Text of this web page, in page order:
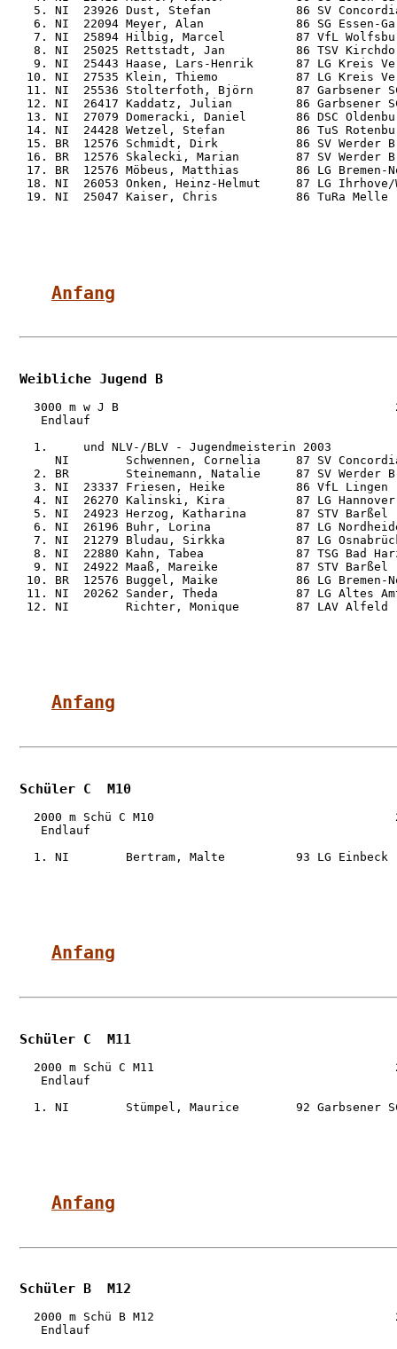
5. NI  23926 Dust, Stefan            86 SV
6. NI  22094 Meyer, Alan             86 SG Essen-
7. NI  25894 Hilbig, Marcel          87 VfL
8. NI  25025 Rettstadt, Jan          86 TSV
9. NI  25443 Haase, Lars-Henrik      87 LG Kreis
10. NI  27535 Klein, Thiemo           87 LG Kreis
11. NI  25536 Stolterfoth, Björn      87 Garbsener
12. NI  26417 Kaddatz, Julian         86
13. NI  27079 Domeracki, Daniel       86 DSC
14. NI  24428 Wetzel, Stefan          86 TuS
15. BR  12576 Schmidt, Dirk           86 SV Werder
16. BR  12576 Skalecki, Marian        87 SV Werder
17. BR  12576 Möbeus, Matthias        86 LG
18. NI  26053 Onken, Heinz-Helmut     87 LG
19. NI  25047 Kaiser, Chris           86 TuRa
Anfang
Weibliche Jugend B
3000 m w J B
   Endlauf
  1.     und NLV-/BLV - Jugendmeisterin 2003
NI        Schwennen, Cornelia     87 SV
2. BR        Steinemann, Natalie     87 SV Werder
3. NI  23337 Friesen, Heike          86 VfL Lingen
4. NI  26270 Kalinski, Kira          87 LG
5. NI  24923 Herzog, Katharina       87 STV Barßel
6. NI  26196 Buhr, Lorina            87 LG
7. NI  21279 Bludau, Sirkka          87 LG
8. NI  22880 Kahn, Tabea             87 TSG Bad
9. NI  24922 Maaß, Mareike           87 STV Barßel
10. BR  12576 Buggel, Maike           86 LG
11. NI  20262 Sander, Theda           87 LG Altes
12. NI        Richter, Monique        87 LAV
Anfang
Schüler C  M10
2000 m Schü C M10
   Endlauf
1. NI        Bertram, Malte          93 LG Einbeck
Anfang
Schüler C  M11
2000 m Schü C M11
   Endlauf
1. NI        Stümpel, Maurice        92 Garbsener
Anfang
Schüler B  M12
2000 m Schü B M12
   Endlauf